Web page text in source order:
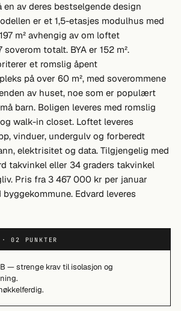
en av deres bestselgende design
er et 1,5-etasjes modulhus med
m² avhengig av om loftet
totalt. BYA er 152 m².
et romslig åpent
på over 60 m², med soverommene
av huset, noe som er populært
barn. Boligen leveres med romslig
walk-in closet. Loftet leveres
vinduer, undergulv og forberedt
elektrisitet og data. Tilgjengelig med
takvinkel eller 34 graders takvinkel
Pris fra 3 467 000 kr per januar
Edvard leveres
02 PUNKTER
— strenge krav til isolasjon og